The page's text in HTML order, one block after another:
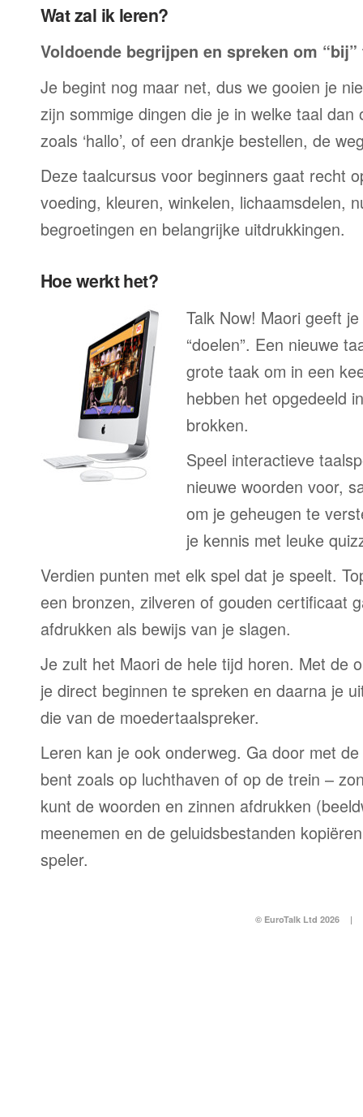
Wat zal ik leren?
Voldoende begrijpen en spreken om
Je begint nog maar net, dus we gooien je
zijn sommige dingen die je in welke taal dan
zoals ‘hallo’, of een drankje bestellen, de
Deze taalcursus voor beginners gaat recht
voeding, kleuren, winkelen, lichaamsdelen,
begroetingen en belangrijke uitdrukkingen.
Hoe werkt het?
Talk Now! Maori geeft
“doelen”. Een nieuwe
grote taak om in een
hebben het opgedeeld
brokken.
Speel interactieve
nieuwe woorden voor,
om je geheugen te
je kennis met leuke
Verdien punten met elk spel dat je speelt.
een bronzen, zilveren of gouden certificaat
afdrukken als bewijs van je slagen.
Je zult het Maori de hele tijd horen. Met de
je direct beginnen te spreken en daarna je
die van de moedertaalspreker.
Leren kan je ook onderweg. Ga door met
bent zoals op luchthaven of op de trein –
kunt de woorden en zinnen afdrukken
meenemen en de geluidsbestanden
speler.
© EuroTalk Ltd 2026 |